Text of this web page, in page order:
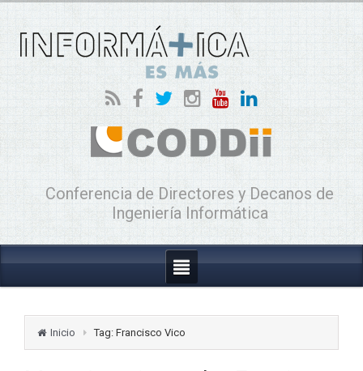
Conferencia de Directores y Decanos de
Ingeniería Informática
Inicio Tag: Francisco Vico